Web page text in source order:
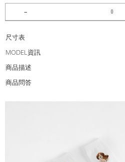
尺寸表
MODEL資訊
商品描述
商品問答